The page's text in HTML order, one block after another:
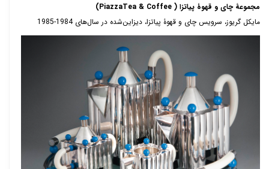
مجموعۀ چای و قهوۀ پیاتزا ( Tea & Coffee
Piazza
)
مایکل گریوز، سرویس چای و قهوۀ پیاتزا، دیزاین‌شده در سال‌های 1984-1985